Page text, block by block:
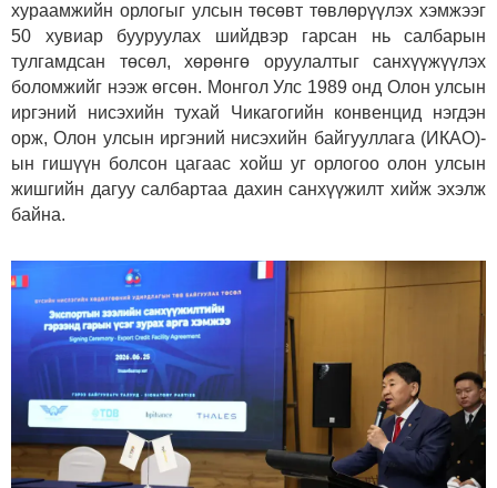
хураамжийн орлогыг улсын төсөвт төвлөрүүлэх хэмжээг
50 хувиар бууруулах шийдвэр гарсан нь салбарын
тулгамдсан төсөл, хөрөнгө оруулалтыг санхүүжүүлэх
боломжийг нээж өгсөн. Монгол Улс 1989 онд Олон улсын
иргэний нисэхийн тухай Чикагогийн конвенцид нэгдэн
орж, Олон улсын иргэний нисэхийн байгууллага (ИКАО)-
ын гишүүн болсон цагаас хойш уг орлогоо олон улсын
жишгийн дагуу салбартаа дахин санхүүжилт хийж эхэлж
байна.